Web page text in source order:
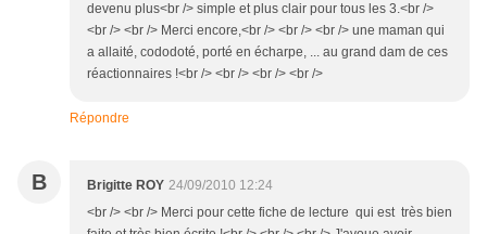
devenu plus<br /> simple et plus clair pour tous les 3.<br />
<br /> <br /> Merci encore,<br /> <br /> <br /> une maman qui
a allaité, cododoté, porté en écharpe, ... au grand dam de ces
réactionnaires !<br /> <br /> <br /> <br />
Répondre
B Brigitte ROY 24/09/2010 12:24
<br /> <br /> Merci pour cette fiche de lecture qui est très bien